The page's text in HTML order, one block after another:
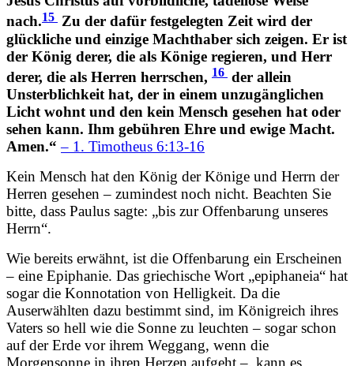
nach.15 Zu der dafür festgelegten Zeit wird der
glückliche und einzige Machthaber sich zeigen. Er ist
der König derer, die als Könige regieren, und Herr
derer, die als Herren herrschen, 16 der allein
Unsterblichkeit hat, der in einem unzugänglichen
Licht wohnt und den kein Mensch gesehen hat oder
sehen kann. Ihm gebühren Ehre und ewige Macht.
Amen.“ – 1. Timotheus 6:13-16
Kein Mensch hat den König der Könige und Herrn der
Herren gesehen – zumindest noch nicht. Beachten Sie
bitte, dass Paulus sagte: „bis zur Offenbarung unseres
Herrn“.
Wie bereits erwähnt, ist die Offenbarung ein Erscheinen
– eine Epiphanie. Das griechische Wort „epiphaneia“ hat
sogar die Konnotation von Helligkeit. Da die
Auserwählten dazu bestimmt sind, im Königreich ihres
Vaters so hell wie die Sonne zu leuchten – sogar schon
auf der Erde vor ihrem Weggang, wenn die
Morgensonne in ihren Herzen aufgeht –, kann es